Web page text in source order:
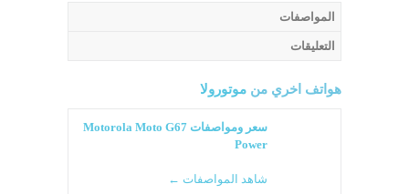
المواصفات
التعليقات
هواتف اخري من موتورولا
سعر ومواصفات Motorola Moto G67
Power
شاهد المواصفات ←